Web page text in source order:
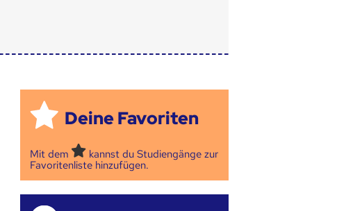
Deine Favoriten
Mit dem
kannst du Studiengänge zur
Favoritenliste hinzufügen.